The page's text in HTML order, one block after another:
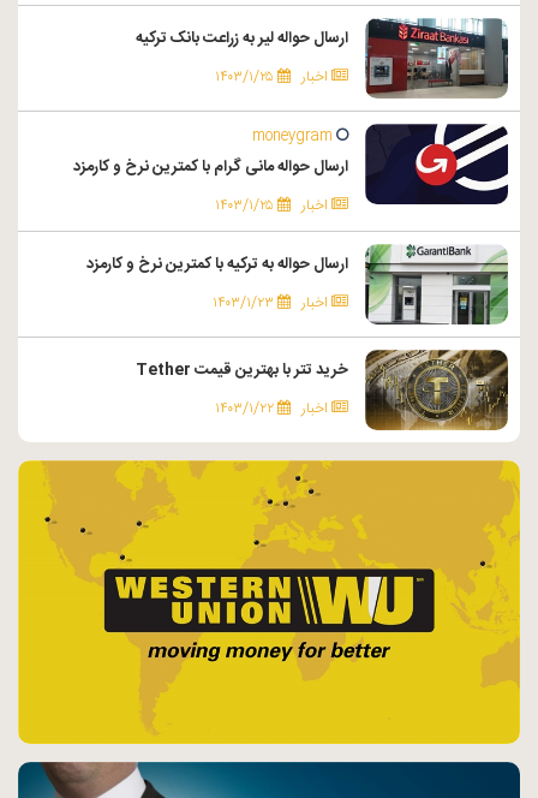
ارسال حواله لیر به زراعت بانک ترکیه
اخبار ۱۴۰۳/۱/۲۵
moneygram
ارسال حواله مانی گرام با کمترین نرخ و کارمزد
اخبار ۱۴۰۳/۱/۲۵
ارسال حواله به ترکیه با کمترین نرخ و کارمزد
اخبار ۱۴۰۳/۱/۲۳
خرید تتر با بهترین قیمت Tether
اخبار ۱۴۰۳/۱/۲۲